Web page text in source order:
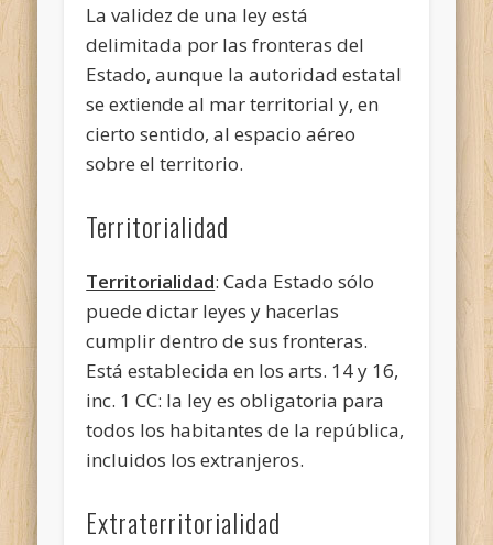
La validez de una ley está
delimitada por las fronteras del
Estado, aunque la autoridad estatal
se extiende al mar territorial y, en
cierto sentido, al espacio aéreo
sobre el territorio.
Territorialidad
Territorialidad: Cada Estado sólo
puede dictar leyes y hacerlas
cumplir dentro de sus fronteras.
Está establecida en los arts. 14 y 16,
inc. 1 CC: la ley es obligatoria para
todos los habitantes de la república,
incluidos los extranjeros.
Extraterritorialidad